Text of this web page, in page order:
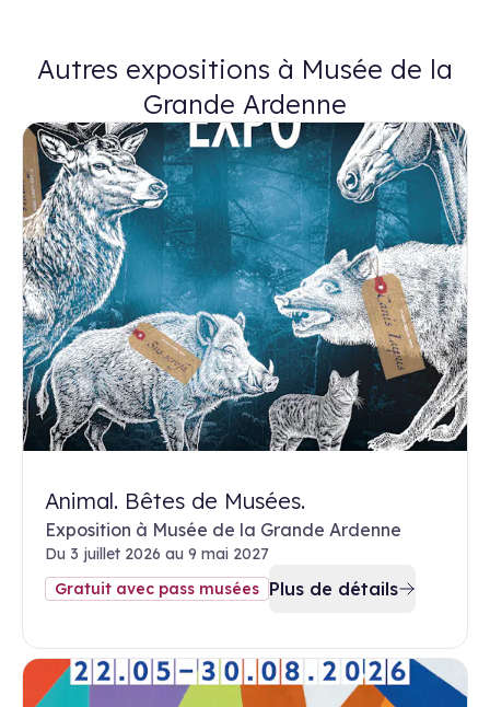
Autres expositions à Musée de la
Grande Ardenne
Animal. Bêtes de Musées.
Exposition à Musée de la Grande Ardenne
Du 3 juillet 2026 au 9 mai 2027
Gratuit avec pass musées Plus de détails